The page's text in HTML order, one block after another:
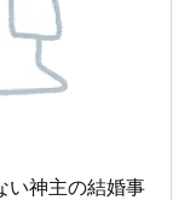
い神主の結婚事